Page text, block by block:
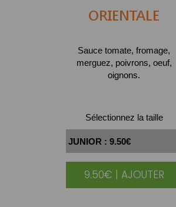
ORIENTALE
Sauce tomate, fromage,
merguez, poivrons, oeuf,
oignons.
Sélectionnez la taille
|
9.50€ | AJOUTER